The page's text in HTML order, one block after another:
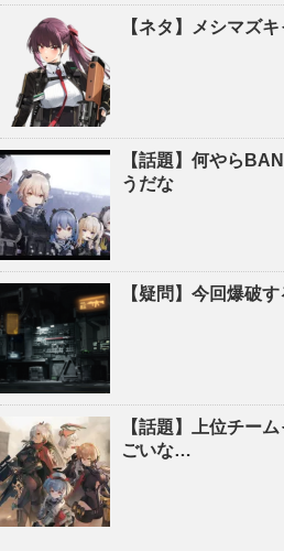
【ネタ】メシマズ
【話題】何やら
うだな
【疑問】今回爆破
【話題】上位チー
ごいな…